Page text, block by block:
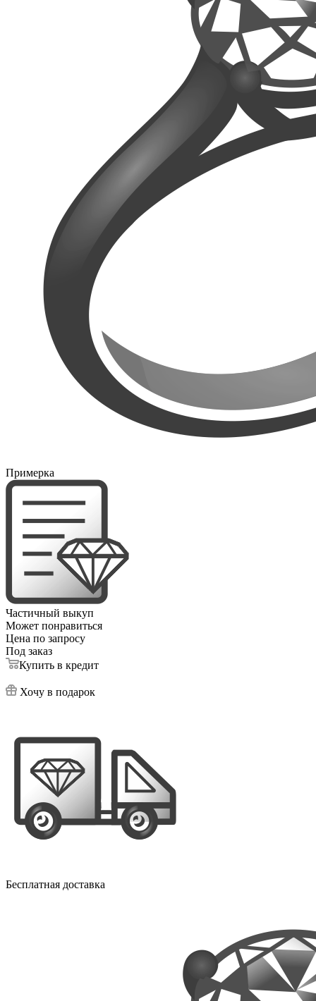
Примерка
Частичный выкуп
Может понравиться
Цена по запросу
Под заказ
Купить в кредит
Хочу в подарок
Бесплатная доставка